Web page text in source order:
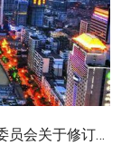
长沙市住房和城乡建设委员会关于修订印发《长沙市房屋建筑和市政工程施工招标评标活动管理规定》的通知